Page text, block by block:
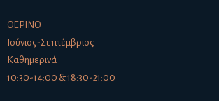
ΘΕΡΙΝΟ
Ιούνιος-Σεπτέμβριος
Καθημερινά
10:30-14:00 & 18:30-21:00